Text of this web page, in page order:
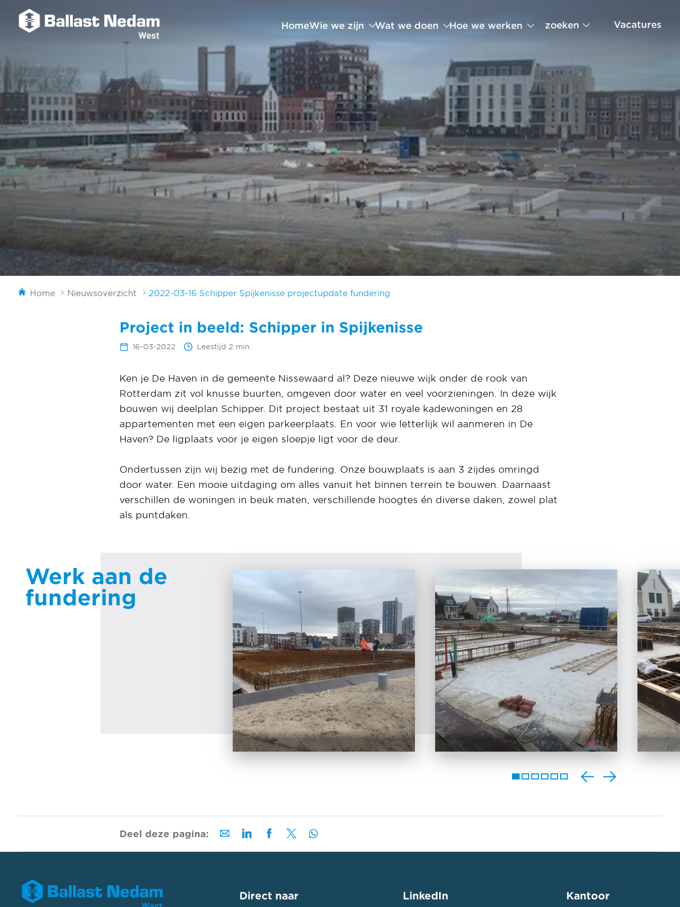
Vacatures
zoeken
HomeWie we zijn Wat we doen Hoe we werken
Home Nieuwsoverzicht 2022-03-16 Schipper Spijkenisse projectupdate fundering
Project in beeld: Schipper in Spijkenisse
16-03-2022 Leestijd 2 min.
Ken je De Haven in de gemeente Nissewaard al? Deze nieuwe wijk onder de rook van
Rotterdam zit vol knusse buurten, omgeven door water en veel voorzieningen. In deze wijk
bouwen wij deelplan Schipper. Dit project bestaat uit 31 royale kadewoningen en 28
appartementen met een eigen parkeerplaats. En voor wie letterlijk wil aanmeren in De
Haven? De ligplaats voor je eigen sloepje ligt voor de deur.
Ondertussen zijn wij bezig met de fundering. Onze bouwplaats is aan 3 zijdes omringd
door water. Een mooie uitdaging om alles vanuit het binnen terrein te bouwen. Daarnaast
verschillen de woningen in beuk maten, verschillende hoogtes én diverse daken, zowel plat
als puntdaken.
Werk aan de
fundering
Deel deze pagina:
Direct naar LinkedIn Kantoor